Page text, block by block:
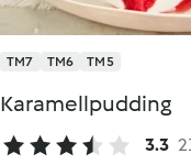
TM7 TM6 TM5
Karamellpudding
3.3